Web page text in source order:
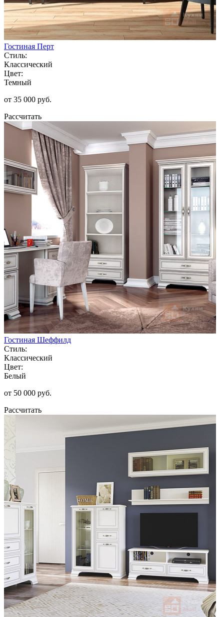
Гостиная Перт
Стиль:
Классический
Цвет:
Темный
от 35 000 руб.
Рассчитать
Гостиная Шеффилд
Стиль:
Классический
Цвет:
Белый
от 50 000 руб.
Рассчитать